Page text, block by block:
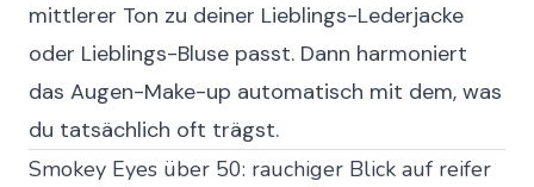
mittlerer Ton zu deiner Lieblings-Lederjacke
oder Lieblings-Bluse passt. Dann harmoniert
das Augen-Make-up automatisch mit dem, was
du tatsächlich oft trägst.
Smokey Eyes über 50: rauchiger Blick auf reifer